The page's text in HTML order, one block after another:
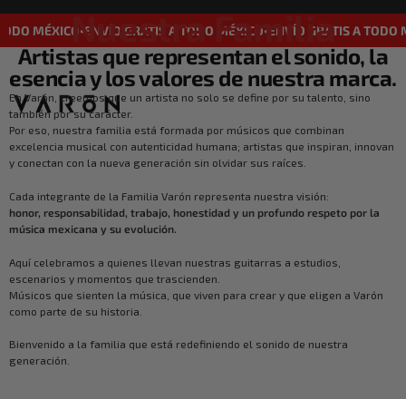
MÉXICO•ENVÍO GRATIS A TODO MÉXICO• ENVÍO GRATIS A TODO
Nuestra Familia
Artistas que representan el sonido, la
esencia y los valores de nuestra marca.
En Varón, creemos que un artista no solo se define por su talento, sino
también por su carácter.
Por eso, nuestra familia está formada por músicos que combinan
excelencia musical con autenticidad humana; artistas que inspiran, innovan
y conectan con la nueva generación sin olvidar sus raíces.
Cada integrante de la Familia Varón representa nuestra visión:
honor, responsabilidad, trabajo, honestidad y un profundo respeto por la
música mexicana y su evolución.
Aquí celebramos a quienes llevan nuestras guitarras a estudios,
escenarios y momentos que trascienden.
Músicos que sienten la música, que viven para crear y que eligen a Varón
como parte de su historia.
Bienvenido a la familia que está redefiniendo el sonido de nuestra
generación.